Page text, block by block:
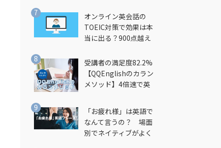
オンライン英会話の
TOEIC対策で効果は本
当に出る？900点越え
受講者の満足度82.2%
【QQEnglishのカラン
メソッド】4倍速で英
法とは？
「お疲れ様」は英語で
なんて言うの？ 場面
別でネイティブがよく